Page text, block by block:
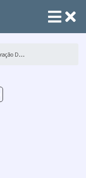
E
laboração De Projetos De Impermeabilização